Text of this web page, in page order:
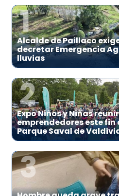
1
Alcalde de Paillaco
decretar Emergencia
lluvias
2
Expo Niños y Niñas
emprendedores este fin
Parque Saval de
3